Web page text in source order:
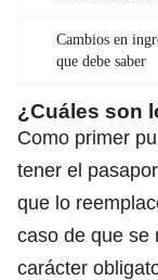
Cambios en
que debe saber
¿Cuáles son
Como primer
tener el
que lo
caso de que se
carácter